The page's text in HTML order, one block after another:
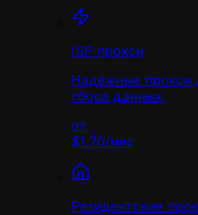
ISP прокси
Надёжные прокси
сбора данных.
от
$1.70/мес
Резидентские